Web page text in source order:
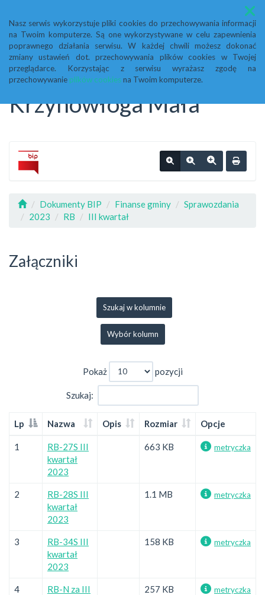
Nasz serwis wykorzystuje pliki cookies do przechowywania informacji
na Twoim komputerze. Są one wykorzystywane w celu zapewnienia
poprawnego działania serwisu. W każdej chwili możesz dokonać
zmiany ustawień dot. przechowywania plików cookies w Twojej
przeglądarce. Korzystając z serwisu wyrażasz zgodę na
przechowywanie plików cookiesna Twoim komputerze.
Menu
Biuletyn Informacji
Publicznej Urząd Gminy
Krzynowłoga Mała
Dokumenty BIP Finanse gminy
Sprawozdania
2023
RB III kwartał
Załączniki
Szukaj w kolumnie
Wybór kolumn
Pokaż pozycji
Szukaj:
Lp Nazwa Opis Rozmiar Opcje
1
RB-27S III
kwartał
2023
663 KB metryczka
2
RB-28S III
kwartał
2023
1.1 MB metryczka
3
RB-34S III
kwartał
2023
158 KB metryczka
4
RB-N za III
257 KB metryczka